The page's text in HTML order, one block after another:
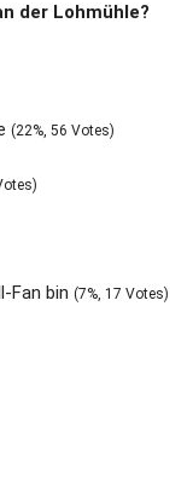
der Lohmühle?
(22%, 56 Votes)
Fan bin (7%, 17 Votes)